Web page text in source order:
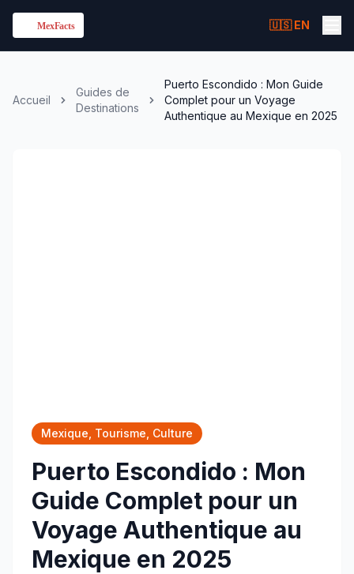
🇺🇸 EN
Accueil
Guides de
Destinations
Puerto Escondido : Mon Guide
Complet pour un Voyage
Authentique au Mexique en 2025
Mexique, Tourisme, Culture
Puerto Escondido : Mon
Guide Complet pour un
Voyage Authentique au
Mexique en 2025